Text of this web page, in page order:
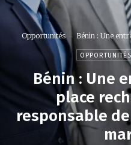
Opportunités Bénin : Une
OPPORTUNITÉS
Bénin : Une
place
responsable